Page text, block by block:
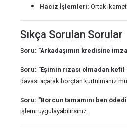
Haciz İşlemleri: Ortak
Sıkça Sorulan Sorular
Soru: "Arkadaşımın kredisine
Soru: "Eşimin rızası olmadan
davası açarak borçtan kurtulmanız
Soru: "Borcun tamamını ben
işlemi uygulayabilirsiniz.